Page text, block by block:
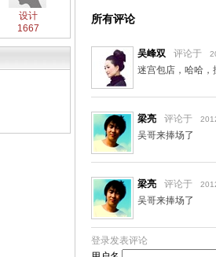
设计
1667
所有评论
吴峰双 评论于
迷宫包店，哈哈，
梁亮 评论于
吴哥来捧场了
梁亮 评论于
吴哥来捧场了
登录发表评论